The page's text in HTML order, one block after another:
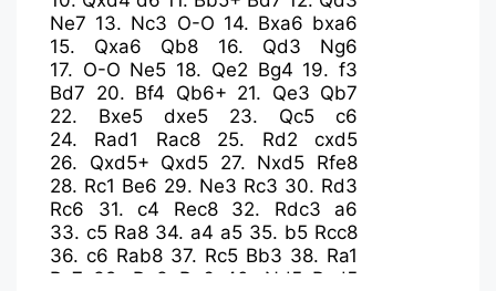
Ne7 13. Nc3 O-O 14. Bxa6 bxa6
15. Qxa6 Qb8 16. Qd3
Ng6
17. O-O Ne5 18. Qe2 Bg4 19.f3
Bd7 20. Bf4 Qb6+ 21. Qe3 Qb7
22. Bxe5 dxe5 23. Qc5
c6
24. Rad1 Rac8 25. Rd2
cxd5
26. Qxd5+ Qxd5 27. Nxd5 Rfe8
28. Rc1 Be6 29. Ne3 Rc3 30. Rd3
Rc6
31. c4 Rec8 32. Rdc3
a6
33. c5 Ra8 34. a4 a5 35. b5 Rcc8
36. c6 Rab8 37. Rc5 Bb3 38. Ra1
Rc7 39. Ra3 Be6 40. Nd5 Bxd5